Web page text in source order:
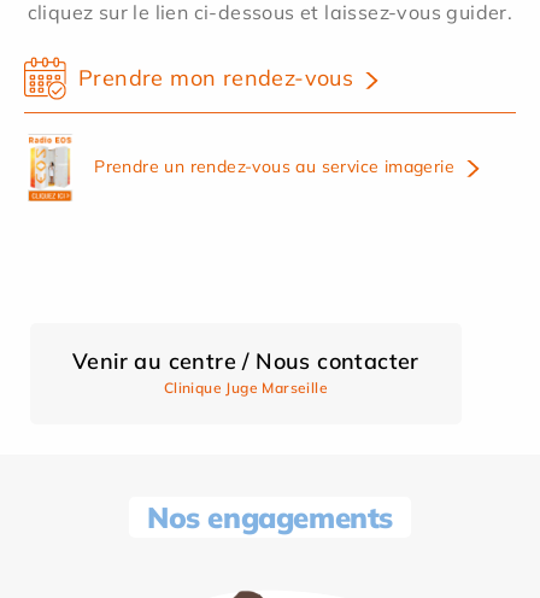
cliquez sur le lien ci-dessous et laissez-vous guider.
Prendre mon rendez-vous
Prendre un rendez-vous au service imagerie
Venir au centre / Nous contacter
Clinique Juge Marseille
Nos engagements